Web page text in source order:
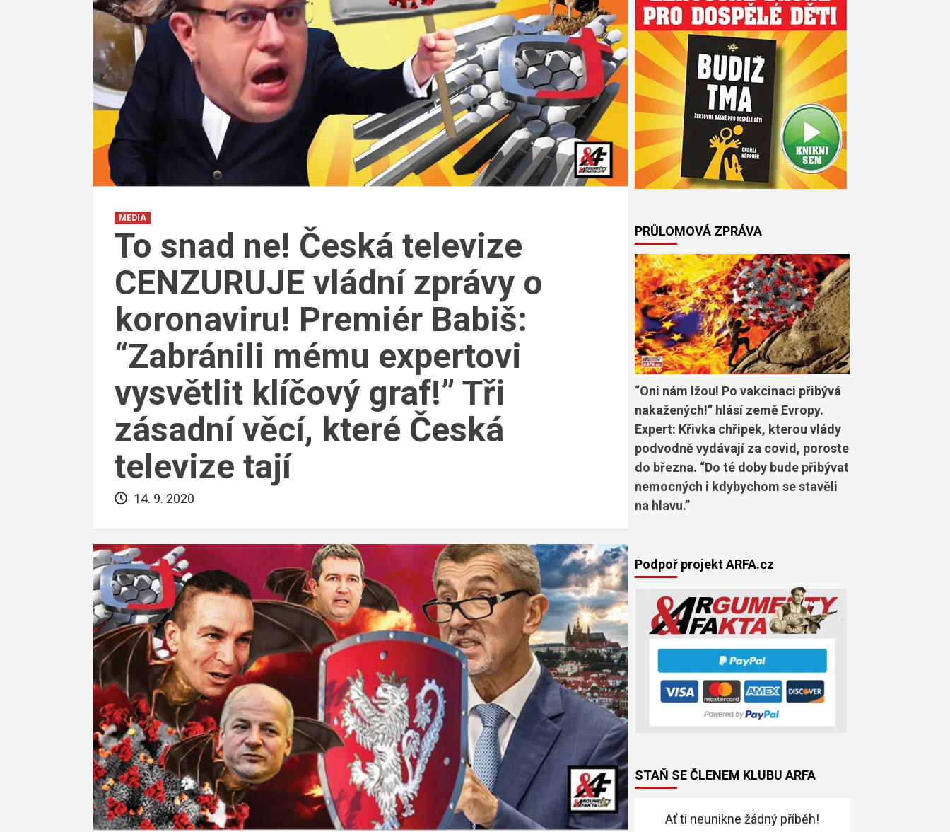
MEDIA
To snad ne! Česká televize
CENZURUJE vládní zprávy o
koronaviru! Premiér Babiš:
“Zabránili mému expertovi
vysvětlit klíčový graf!” Tři
zásadní věcí, které Česká
televize tají
14. 9. 2020
PRŮLOMOVÁ ZPRÁVA
“Oni nám lžou! Po vakcinaci přibývá
nakažených!” hlásí země Evropy.
Expert: Křivka chřipek, kterou vlády
podvodně vydávají za covid, poroste
do března. “Do té doby bude přibývat
nemocných i kdybychom se stavěli
na hlavu.”
Podpoř projekt ARFA.cz
STAŇ SE ČLENEM KLUBU ARFA
Ať ti neunikne žádný příběh!